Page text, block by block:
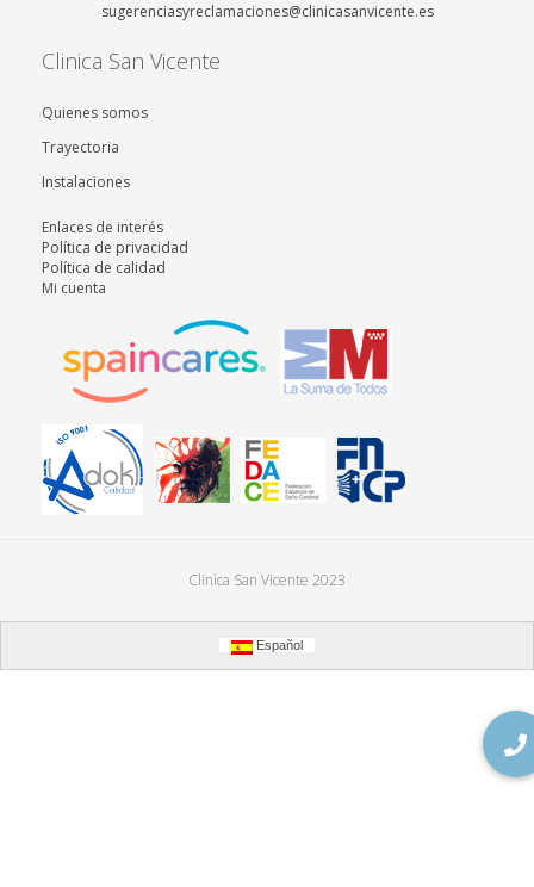
sugerenciasyreclamaciones@clinicasanvicente.es
Clinica San Vicente
Quienes somos
Trayectoria
Instalaciones
Enlaces de interés
Política de privacidad
Política de calidad
Mi cuenta
Clinica San Vicente 2023
Español